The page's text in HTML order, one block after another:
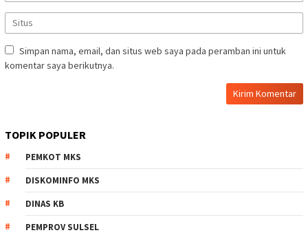
Simpan nama, email, dan situs web saya pada peramban ini untuk
komentar saya berikutnya.
TOPIK POPULER
PEMKOT MKS
DISKOMINFO MKS
DINAS KB
PEMPROV SULSEL